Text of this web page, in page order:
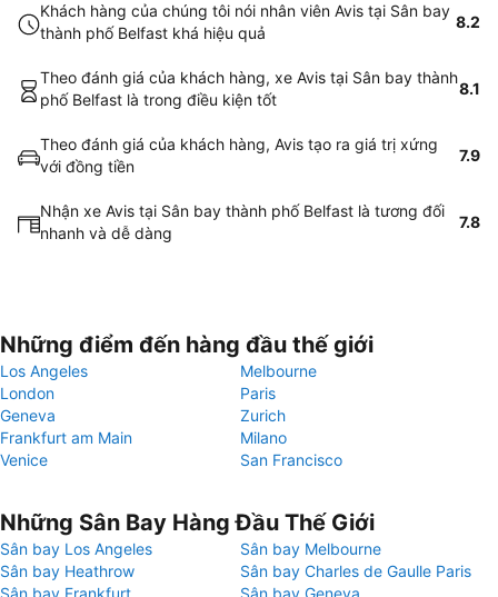
Khách hàng của chúng tôi nói nhân viên Avis tại Sân bay
thành phố Belfast khá hiệu quả
8.2
Theo đánh giá của khách hàng, xe Avis tại Sân bay thành
phố Belfast là trong điều kiện tốt
8.1
Theo đánh giá của khách hàng, Avis tạo ra giá trị xứng
với đồng tiền
7.9
Nhận xe Avis tại Sân bay thành phố Belfast là tương đối
nhanh và dễ dàng
7.8
Những điểm đến hàng đầu thế giới
Los Angeles
Melbourne
London
Paris
Geneva
Zurich
Frankfurt am Main
Milano
Venice
San Francisco
Những Sân Bay Hàng Đầu Thế Giới
Sân bay Los Angeles
Sân bay Melbourne
Sân bay Heathrow
Sân bay Charles de Gaulle Paris
Sân bay Frankfurt
Sân bay Geneva